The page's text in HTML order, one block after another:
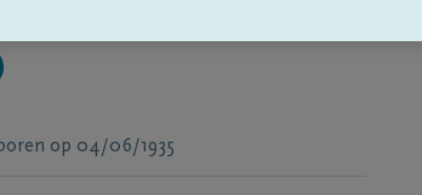
op 04/06/1935